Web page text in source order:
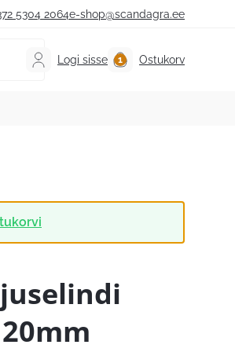
5304 2064e-shop@scandagra.ee
Logi sisse Ostukorv